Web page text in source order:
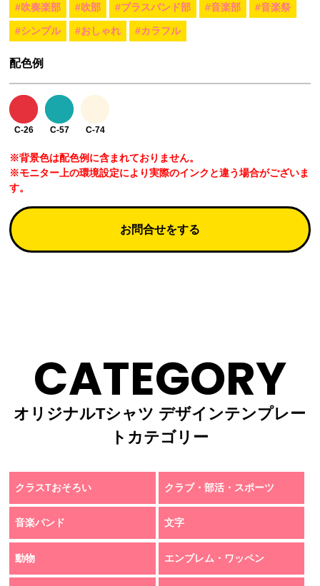
#吹奏楽部 #吹部 #ブラスバンド部 #音楽部 #音楽祭
#シンプル #おしゃれ #カラフル
配色例
C-26 C-57 C-74
※背景色は配色例に含まれておりません。
※モニター上の環境設定により実際のインクと違う場合がございま
す。
お問合せをする
CATEGORY
オリジナルTシャツ デザインテンプレー
トカテゴリー
クラスTおそろい クラブ・部活・スポーツ
音楽バンド 文字
動物 エンブレム・ワッペン